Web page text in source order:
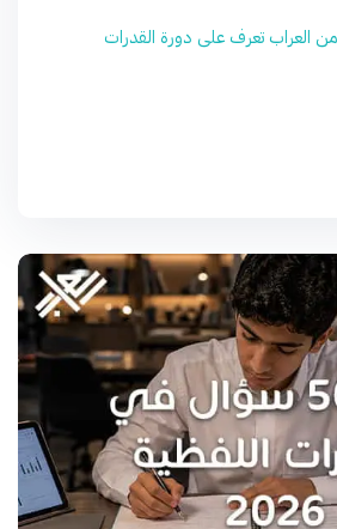
العراب تعرف على دورة القدرات